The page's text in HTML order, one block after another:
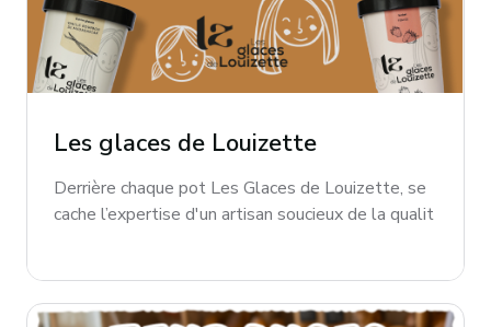
Les glaces de Louizette
Derrière chaque pot Les Glaces de Louizette, se
cache l’expertise d'un artisan soucieux de la qualit